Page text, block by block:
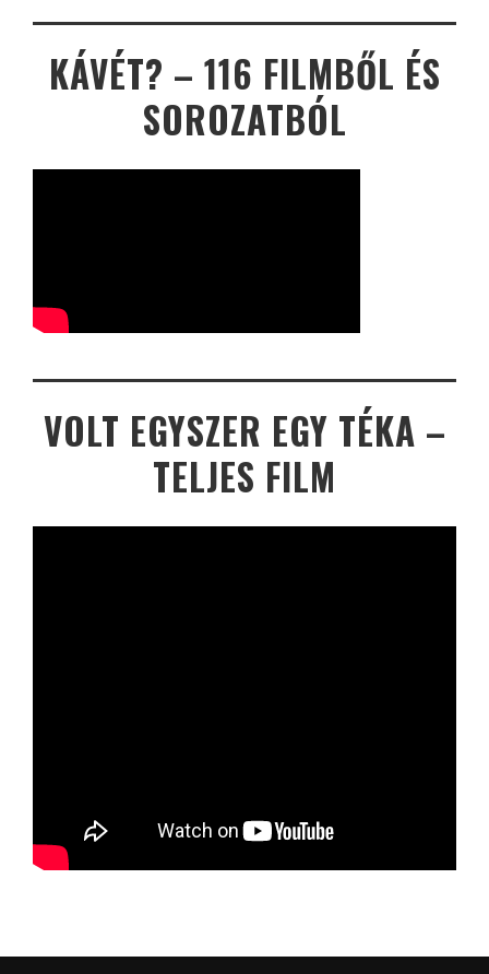
KÁVÉT? – 116 FILMBŐL ÉS
SOROZATBÓL
VOLT EGYSZER EGY TÉKA –
TELJES FILM